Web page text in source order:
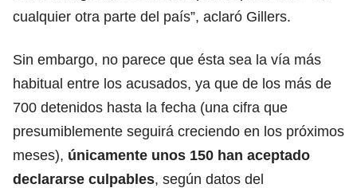
cualquier otra parte del país”, aclaró Gillers.
Sin embargo, no parece que ésta sea la vía más
habitual entre los acusados, ya que de los más de
700 detenidos hasta la fecha (una cifra que
presumiblemente seguirá creciendo en los próximos
meses), únicamente unos 150 han aceptado
declararse culpables, según datos del